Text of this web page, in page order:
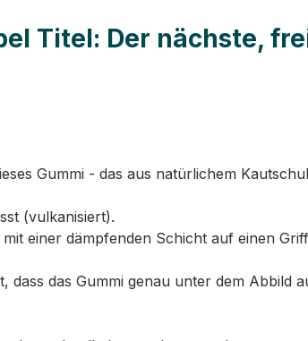
Titel: Der nächste,
Gummi - das aus natürlichem
(vulkanisiert).
einer dämpfenden Schicht auf einen
dass das Gummi genau unter dem Abbild